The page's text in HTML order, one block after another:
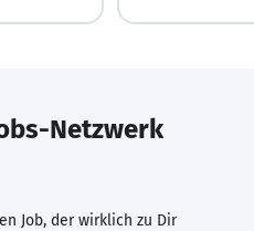
Netzwerk
Job, der wirklich zu Dir